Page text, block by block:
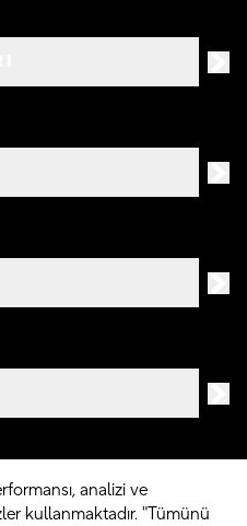
analizi ve
kullanmaktadır. "Tümünü